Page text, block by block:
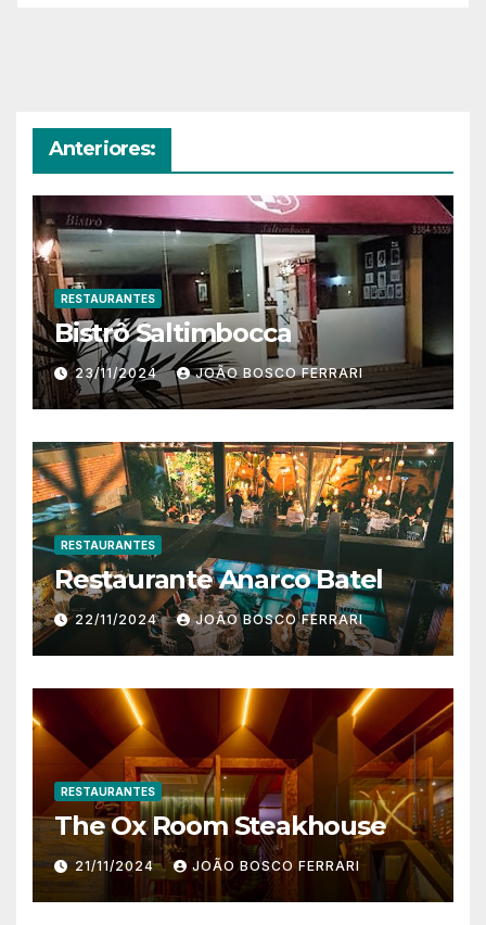
Anteriores:
RESTAURANTES
Bistrô Saltimbocca
23/11/2024 JOÃO BOSCO FERRARI
RESTAURANTES
Restaurante Anarco Batel
22/11/2024 JOÃO BOSCO FERRARI
RESTAURANTES
The Ox Room Steakhouse
21/11/2024 JOÃO BOSCO FERRARI